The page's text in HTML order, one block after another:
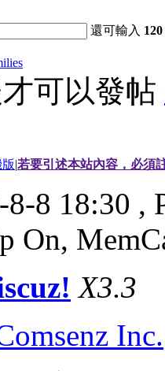
還可輸入 120
可以發帖
|若要引述本站內容，必須
8 18:30 ,
On,
X3.3
Inc.